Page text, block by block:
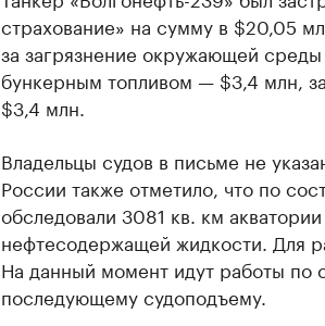
страхование» на сумму в $20,05
за загрязнение окружающей
бункерным топливом — $3,4 млн,
$3,4 млн.
Владельцы судов в письме не
России также отметило, что по
обследовали 3081 кв. км
нефтесодержащей жидкости. Для
На данный момент идут работы по
последующему судоподъему.